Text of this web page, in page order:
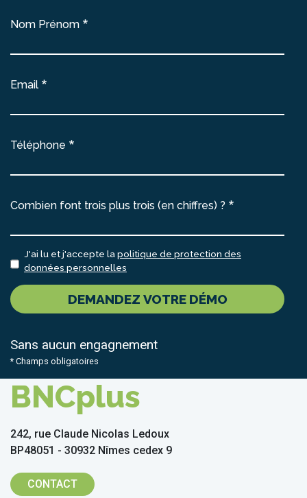
Nom Prénom
Email
Téléphone
Combien font trois plus trois (en chiffres) ?
J'ai lu et j'accepte la politique de protection des
données personnelles
DEMANDEZ VOTRE DÉMO
Sans aucun engagnement
* Champs obligatoires
BNCplus
242, rue Claude Nicolas Ledoux
BP48051 - 30932 Nîmes cedex 9
CONTACT